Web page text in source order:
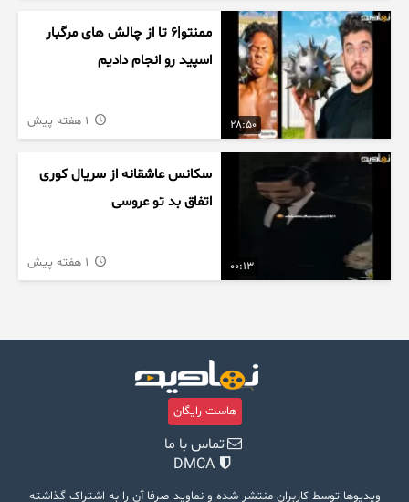
28:50
ممنتو|۶ تا از چالش های مرگبار
اسپید رو انجام دادیم
00:13
سکانس عاشقانه از سریال کوری
اتفاق بد تو عروسی
هاست رایگان
تماس با ما
DMCA
ویدیوها توسط کاربران منتشر شده و نماوید صرفا آن را به اشتراک گذاشته